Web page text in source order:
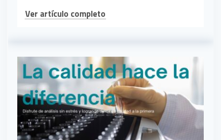
Ver artículo completo